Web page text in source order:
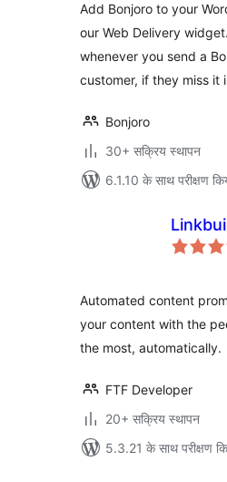
Add Bonjoro to your
our Web Delivery
whenever you send a
customer, if they miss it
Bonjoro
30+ सक्रिय स्थापन
6.1.10 के साथ परीक्षण
Automated content
your content with the
the most, automatically.
FTF Developer
20+ सक्रिय स्थापन
5.3.21 के साथ परीक्षण